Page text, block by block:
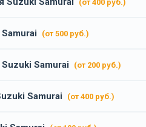
(от 400 руб.)
(от 500 руб.)
Samurai (от 200 руб.)
Samurai (от 400 руб.)